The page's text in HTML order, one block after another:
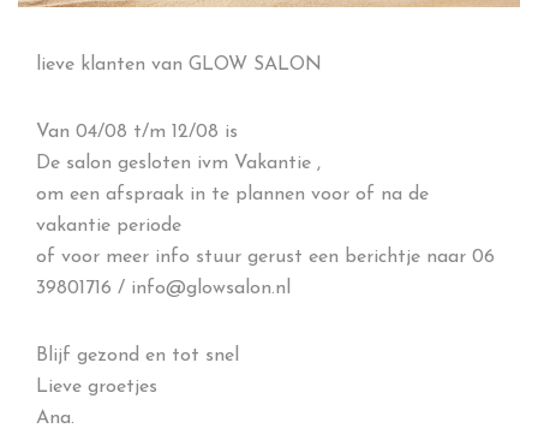
lieve klanten van GLOW SALON
Van 04/08 t/m 12/08 is
De salon gesloten ivm Vakantie ,
om een afspraak in te plannen voor of na de
vakantie periode
of voor meer info stuur gerust een berichtje naar 06
39801716 / info@glowsalon.nl
Blijf gezond en tot snel
Lieve groetjes
Ana.